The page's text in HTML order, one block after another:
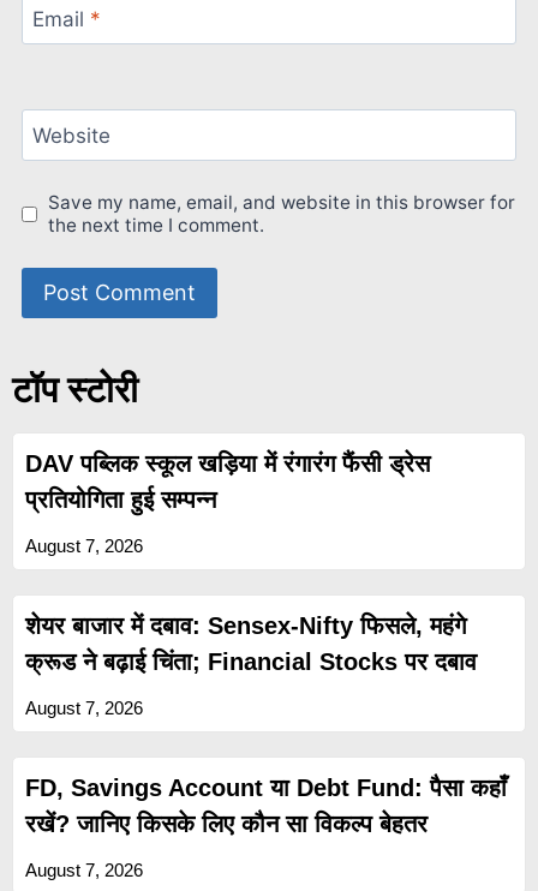
Email *
Website
Save my name, email, and website in this browser for
the next time I comment.
टॉप स्टोरी
DAV पब्लिक स्कूल खड़िया में रंगारंग फैंसी ड्रेस
प्रतियोगिता हुई सम्पन्न
August 7, 2026
शेयर बाजार में दबाव: Sensex-Nifty फिसले, महंगे
क्रूड ने बढ़ाई चिंता; Financial Stocks पर दबाव
August 7, 2026
FD, Savings Account या Debt Fund: पैसा कहाँ
रखें? जानिए किसके लिए कौन सा विकल्प बेहतर
August 7, 2026